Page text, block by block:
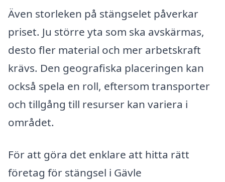
Även storleken på stängselet påverkar
priset. Ju större yta som ska avskärmas,
desto fler material och mer arbetskraft
krävs. Den geografiska placeringen kan
också spela en roll, eftersom transporter
och tillgång till resurser kan variera i
området.
För att göra det enklare att hitta rätt
företag för stängsel i Gävle